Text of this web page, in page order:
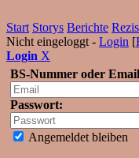
Start Storys Berichte Rezis
Nicht eingeloggt - Login [
Login X
BS-Nummer oder
Passwort:
Angemeldet bleiben